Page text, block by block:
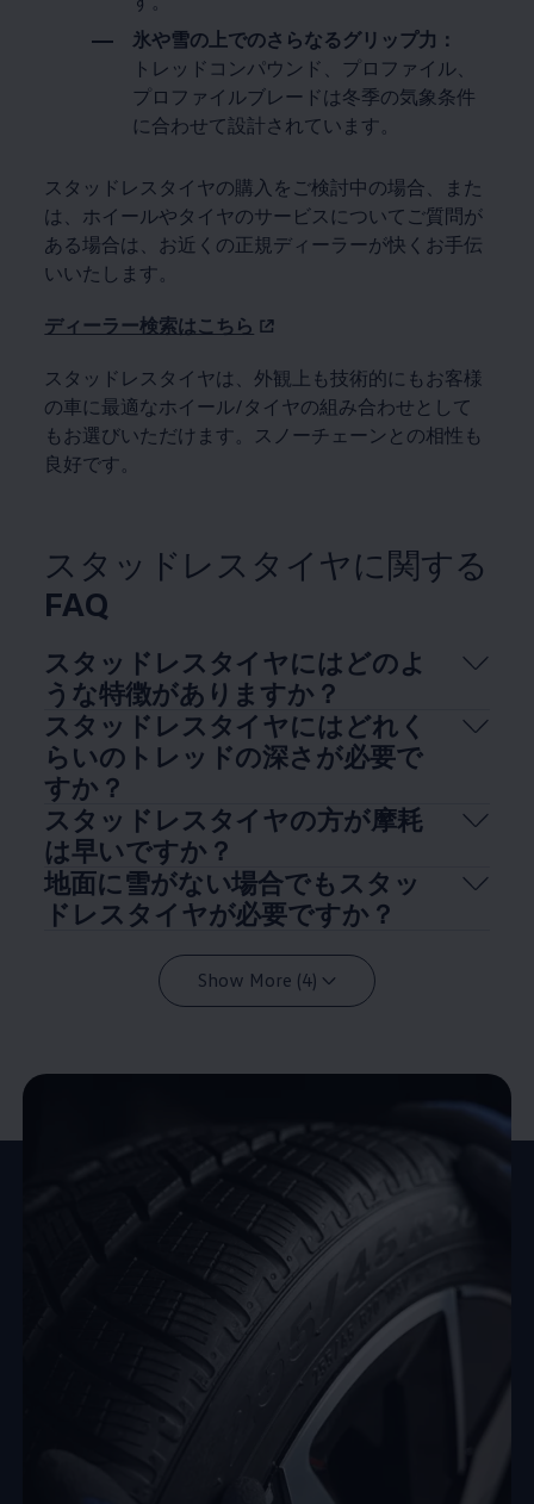
氷や雪の上でのさらなるグリップ力：
トレッドコンパウンド、プロファイル、
プロファイルブレードは冬季の気象条件
に合わせて設計されています。
スタッドレスタイヤの購入をご検討中の場合、また
は、ホイールやタイヤのサービスについてご質問が
ある場合は、お近くの正規ディーラーが快くお手伝
いいたします。
ディーラー検索はこちら
スタッドレスタイヤは、外観上も技術的にもお客様
の車に最適なホイール/タイヤの組み合わせとして
もお選びいただけます。スノーチェーンとの相性も
良好です。
スタッドレスタイヤに関する
FAQ
スタッドレスタイヤにはどのよ
うな特徴がありますか？
スタッドレスタイヤにはどれく
らいのトレッドの深さが必要で
すか？
スタッドレスタイヤの方が摩耗
は早いですか？
地面に雪がない場合でもスタッ
ドレスタイヤが必要ですか？
Show More (4)